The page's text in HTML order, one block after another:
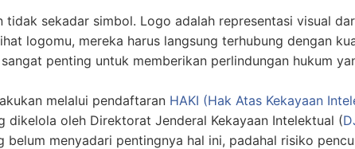
sekadar simbol. Logo adalah representasi visual
logomu, mereka harus langsung terhubung dengan
penting untuk memberikan perlindungan hukum
melalui pendaftaran HAKI (Hak Atas Kekayaan
dikelola oleh Direktorat Jenderal Kekayaan Intelektual (
belum menyadari pentingnya hal ini, padahal risiko